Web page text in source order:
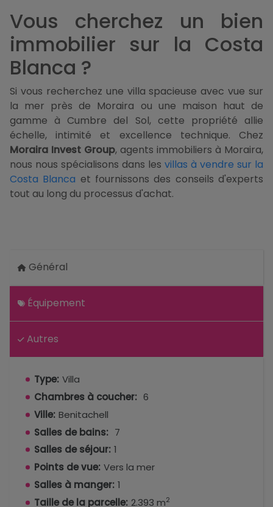
Vous cherchez un bien
immobilier sur la Costa
Blanca ?
Si vous recherchez une villa spacieuse avec vue sur
la mer près de Moraira ou une maison haut de
gamme à Cumbre del Sol, cette propriété allie
échelle, intimité et excellence technique. Chez
Moraira Invest Group, agents immobiliers à Moraira,
nous nous spécialisons dans les villas à vendre sur la
Costa Blanca et fournissons des conseils d'experts
tout au long du processus d'achat.
Général
Équipement
Autres
Type: Villa
Chambres à coucher: 6
Ville: Benitachell
Salles de bains: 7
Salles de séjour: 1
Points de vue: Vers la mer
Salles à manger: 1
Taille de la parcelle: 2.393 m2